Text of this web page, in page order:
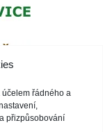
účelem řádného a
přizpůsobování